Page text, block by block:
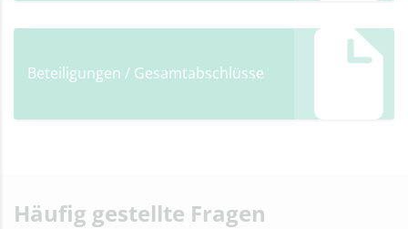
Beteiligungen / Gesamtabschlüsse
Häufig gestellte Fragen